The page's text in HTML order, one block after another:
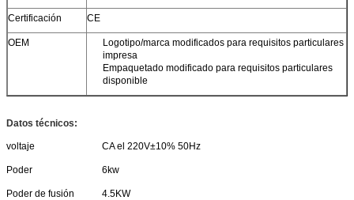
Certificación CE
OEM
Logotipo/marca modificados para requisitos particulares
impresa
Empaquetado modificado para requisitos particulares
disponible
Datos técnicos:
voltaje CA el 220V±10% 50Hz
Poder 6kw
Poder de fusión 4.5KW